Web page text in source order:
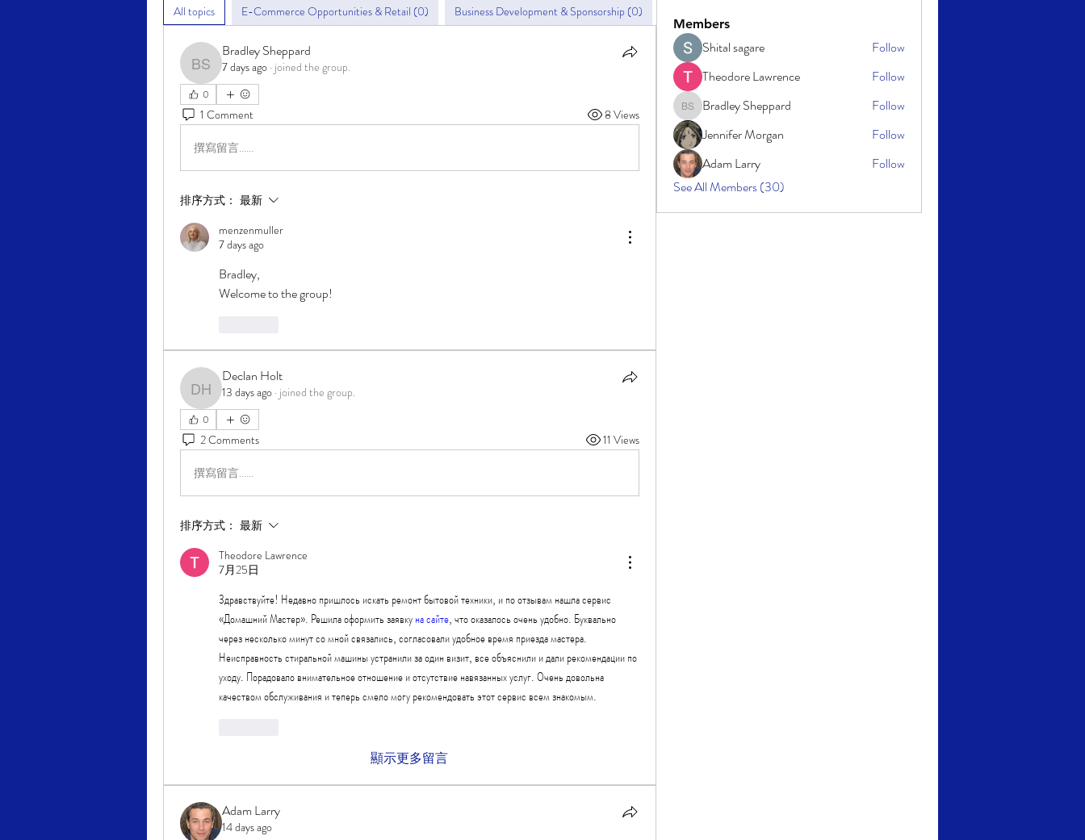
All topics E-Commerce Opportunities & Retail (0) Business Development & Sponsorship (0)
Bradley Sheppard
Bradley Sheppard
7 days ago · joined the group.
0
1 Comment 8 Views
撰寫留言......
排序方式： 最新
menzenmuller
7 days ago
Bradley,
Welcome to the group!
Declan Holt
Declan Holt
13 days ago · joined the group.
0
2 Comments 11 Views
撰寫留言......
排序方式： 最新
Theodore Lawrence
7月25日
Здравствуйте! Недавно пришлось искать ремонт бытовой техники, и по отзывам нашла сервис
«Домашний Мастер». Решила оформить заявку на сайте, что оказалось очень удобно. Буквально
через несколько минут со мной связались, согласовали удобное время приезда мастера.
Неисправность стиральной машины устранили за один визит, все объяснили и дали рекомендации по
уходу. Порадовало внимательное отношение и отсутствие навязанных услуг. Очень довольна
качеством обслуживания и теперь смело могу рекомендовать этот сервис всем знакомым.
顯示更多留言
Adam Larry
14 days ago
Members
Shital sagare
Follow
Theodore Lawrence
Follow
Bradley Sheppard
Bradley Sheppard
Follow
Jennifer Morgan
Follow
Adam Larry
Follow
See All Members (30)